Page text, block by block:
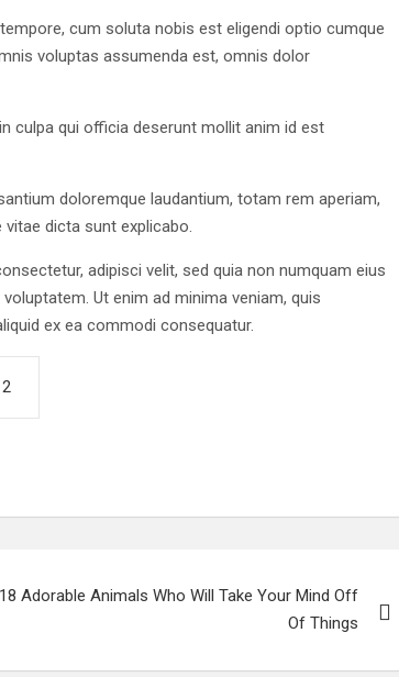
cum soluta nobis est eligendi optio cumque
voluptas assumenda est, omnis dolor
culpa qui officia deserunt mollit anim id est
doloremque laudantium, totam rem aperiam,
dicta sunt explicabo.
adipisci velit, sed quia non numquam eius
Ut enim ad minima veniam, quis
ex ea commodi consequatur.
2
18 Adorable Animals Who Will Take Your Mind Off
Of Things